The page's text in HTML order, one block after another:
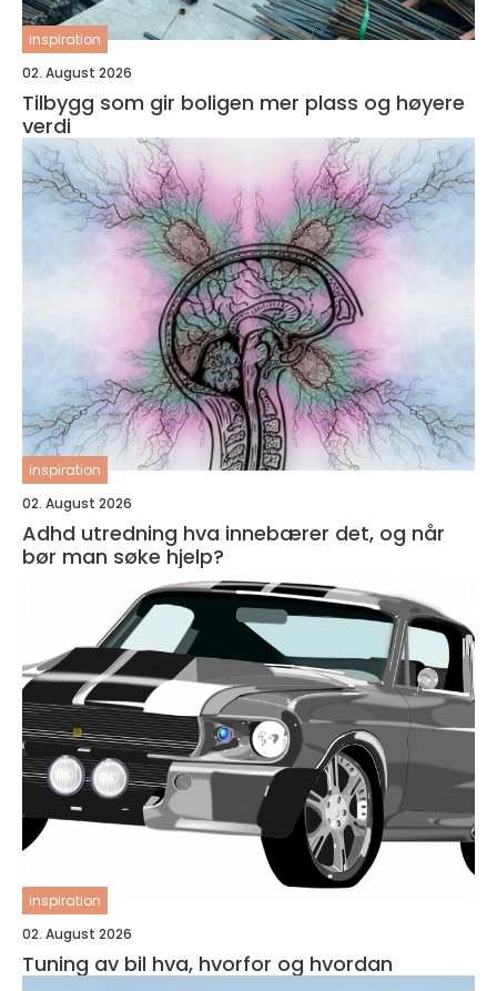
inspiration
02. August 2026
Tilbygg som gir boligen mer plass og høyere
verdi
inspiration
02. August 2026
Adhd utredning hva innebærer det, og når
bør man søke hjelp?
inspiration
02. August 2026
Tuning av bil hva, hvorfor og hvordan